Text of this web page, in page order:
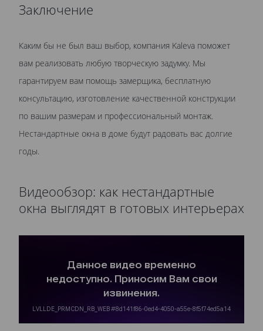
Заключение
Каким бы не был ваш выбор, компания Kaleva поможет
вам реализовать любую творческую задумку. Мы
гарантируем вам помощь замерщика, бесплатную
консультацию, изготовление качественной конструкции
по вашим размерам и профессиональный монтаж.
Нестандартные окна в доме будут радовать вас долгие
годы.
Видеообзор: как нестандартные
окна выглядят в готовых интерьерах